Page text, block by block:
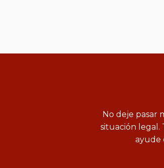
No deje pasar
situación legal.
ayude